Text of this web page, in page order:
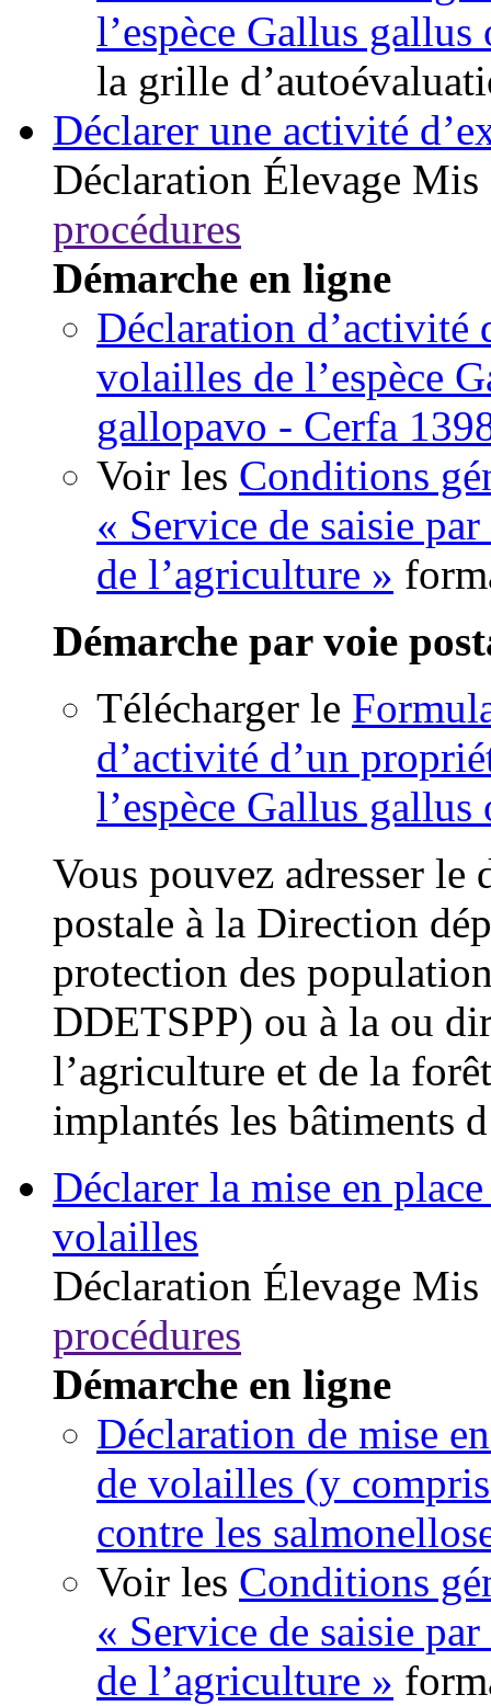
l’espèce Gallus
la grille
Déclarer une activité
Déclaration Élevage Mis
procédures
Démarche en ligne
Déclaration d’activité
volailles de l’espèce
gallopavo - Cerfa
Voir les Conditions
« Service de saisie
de l’agriculture »
Démarche par voie
Télécharger le
d’activité d’un
l’espèce Gallus
Vous pouvez adresser le
postale à la Direction
protection des
DDETSPP) ou à la ou
l’agriculture et de la
implantés les bâtiments
Déclarer la mise en
volailles
Déclaration Élevage Mis
procédures
Démarche en ligne
Déclaration de mise
de volailles (y
contre les
Voir les Conditions
« Service de saisie
de l’agriculture »